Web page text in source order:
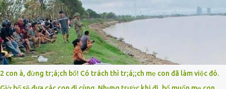
hoảng loạn vẫy tay xin đi nhờ. – Chú ơi, cháu đi thi, xe hỏng rồi! Làm
ơn cho cháu đi nhờ với! – Cô ơi, giúp cháu với, cháu không có điện
thoại… Người thì lắc đầu. Người thì tăng ga tránh xa như né một kẻ lừa
đảo. Tôi gào lên giữa đường như một kẻ mất trí. Vô ích. 6h10. Còn hơn
30 phút nữa. Trong đầu tôi chỉ có một lựa chọn duy nhất: chạy. Tôi
quăng xe vào vệ đường, rút tờ giấy báo dự thi nhét túi áo, đeo ba lô và
chạy . Chạy miết. Chạy không ngừng. Qua ngã...
2 con à, đừng tr;á;ch bố! Có trách thì tr;á;;ch mẹ con đã làm việc đó.